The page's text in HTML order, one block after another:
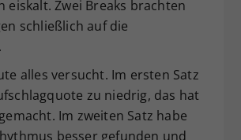
eiskalt. Zwei Breaks brachten
schließlich auf die
alles versucht. Im ersten Satz
zu niedrig, das hat
Im zweiten Satz habe
besser gefunden und